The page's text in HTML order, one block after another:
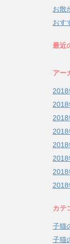
お散
おす
最近
アー
2018
2018
2018
2018
2018
2018
2018
2018
カテ
子猫
子猫